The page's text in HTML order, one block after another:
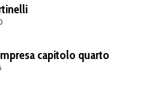
capitolo quarto